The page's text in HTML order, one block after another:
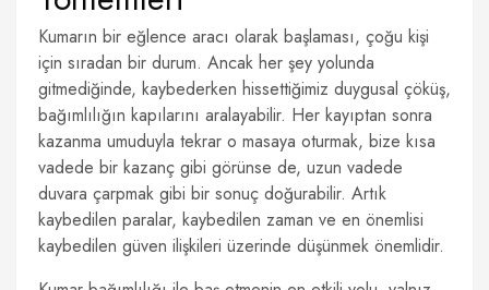
Kumarın bir eğlence aracı olarak başlaması, çoğu kişi
için sıradan bir durum. Ancak her şey yolunda
gitmediğinde, kaybederken hissettiğimiz duygusal çöküş,
bağımlılığın kapılarını aralayabilir. Her kayıptan sonra
kazanma umuduyla tekrar o masaya oturmak, bize kısa
vadede bir kazanç gibi görünse de, uzun vadede
duvara çarpmak gibi bir sonuç doğurabilir. Artık
kaybedilen paralar, kaybedilen zaman ve en önemlisi
kaybedilen güven ilişkileri üzerinde düşünmek önemlidir.